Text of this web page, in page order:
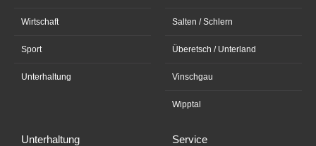
Wirtschaft
Sport
Unterhaltung
Salten / Schlern
Überetsch / Unterland
Vinschgau
Wipptal
Unterhaltung Service